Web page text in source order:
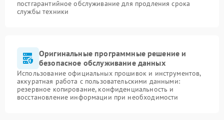
постгарантийное обслуживание для продления срока
службы техники
Оригинальные программные решение и
безопасное обслуживание данных
Использование официальных прошивок и инструментов,
аккуратная работа с пользовательскими данными:
резервное копирование, конфиденциальность и
восстановление информации при необходимости